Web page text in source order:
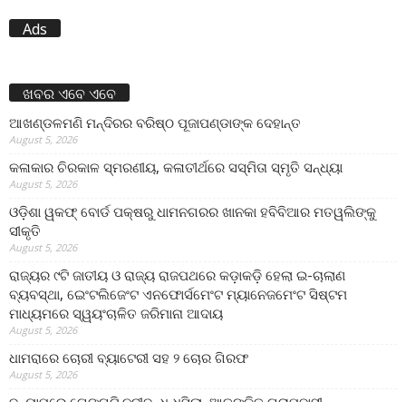
Ads
ଖବର ଏବେ ଏବେ
ଆଖଣ୍ଡଳମଣି ମନ୍ଦିରର ବରିଷ୍ଠ ପୂଜାପଣ୍ଡାଙ୍କ ଦେହାନ୍ତ
August 5, 2026
କଳାକାର ଚିରକାଳ ସ୍ମରଣୀୟ, କଳାତୀର୍ଥରେ ସସ୍ମିତା ସ୍ମୃତି ସନ୍ଧ୍ୟା
August 5, 2026
ଓଡ଼ିଶା ୱକଫ୍ ବୋର୍ଡ ପକ୍ଷରୁ ଧାମନଗରର ଖାନକା ହବିବିଆର ମତୱଲିଙ୍କୁ
ସୀକୃତି
August 5, 2026
ରାଜ୍ୟର ୯ଟି ଜାତୀୟ ଓ ରାଜ୍ୟ ରାଜପଥରେ କଡ଼ାକଡ଼ି ହେଲା ଇ-ଚାଲାଣ
ବ୍ୟବସ୍ଥା, ଇେଂଟଲିଜେଂଟ ଏନଫୋର୍ସମେଂଟ ମ୍ୟାନେଜମେଂଟ ସିଷ୍ଟମ
ମାଧ୍ୟମରେ ସ୍ୱୟଂଚାଳିତ ଜରିମାନା ଆଦାୟ
August 5, 2026
ଧାମରାରେ ଚୋରୀ ବ୍ୟାଟେରୀ ସହ ୨ ଚୋର ଗିରଫ
August 5, 2026